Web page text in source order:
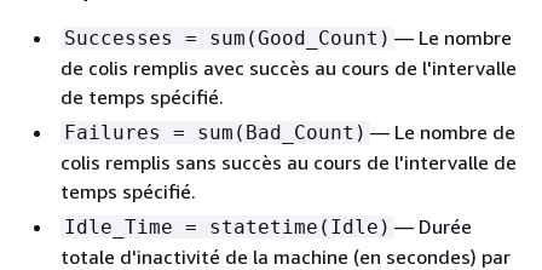
Successes = sum(Good_Count) — Le nombre
de colis remplis avec succès au cours de l'intervalle
de temps spécifié.
Failures = sum(Bad_Count) — Le nombre de
colis remplis sans succès au cours de l'intervalle de
temps spécifié.
Idle_Time = statetime(Idle) — Durée
totale d'inactivité de la machine (en secondes) par